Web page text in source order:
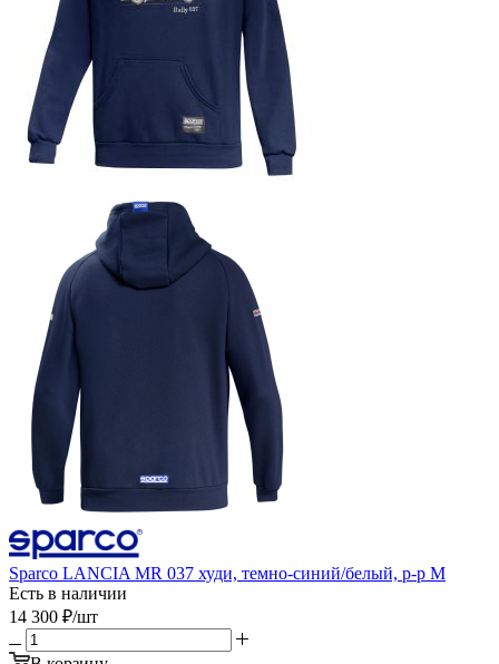
Sparco LANCIA MR 037 худи, темно-синий/белый, р-р M
Есть в наличии
14 300 ₽/шт